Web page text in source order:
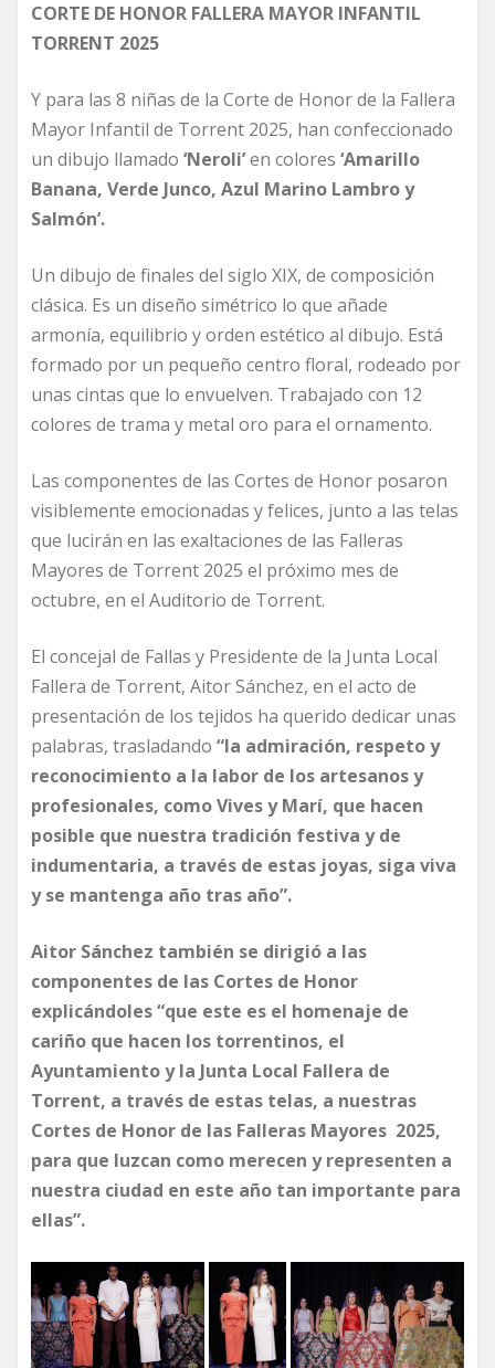
CORTE DE HONOR FALLERA MAYOR INFANTIL
TORRENT 2025
Y para las 8 niñas de la Corte de Honor de la Fallera
Mayor Infantil de Torrent 2025, han confeccionado
un dibujo llamado ‘Neroli’en colores ‘Amarillo
Banana, Verde Junco, Azul Marino Lambro y
Salmón’.
Un dibujo de finales del siglo XIX, de composición
clásica. Es un diseño simétrico lo que añade
armonía, equilibrio y orden estético al dibujo. Está
formado por un pequeño centro floral, rodeado por
unas cintas que lo envuelven. Trabajado con 12
colores de trama y metal oro para el ornamento.
Las componentes de las Cortes de Honor posaron
visiblemente emocionadas y felices, junto a las telas
que lucirán en las exaltaciones de las Falleras
Mayores de Torrent 2025 el próximo mes de
octubre, en el Auditorio de Torrent.
El concejal de Fallas y Presidente de la Junta Local
Fallera de Torrent, Aitor Sánchez, en el acto de
presentación de los tejidos ha querido dedicar unas
palabras, trasladando “la admiración, respeto y
reconocimiento a la labor de los artesanos y
profesionales, como Vives y Marí, que hacen
posible que nuestra tradición festiva y de
indumentaria, a través de estas joyas, siga viva
y se mantenga año tras año”.
Aitor Sánchez también se dirigió a las
componentes de las Cortes de Honor
explicándoles “que este es el homenaje de
cariño que hacen los torrentinos, el
Ayuntamiento y la Junta Local Fallera de
Torrent, a través de estas telas, a nuestras
Cortes de Honor de las Falleras Mayores 2025,
para que luzcan como merecen y representen a
nuestra ciudad en este año tan importante para
ellas”.